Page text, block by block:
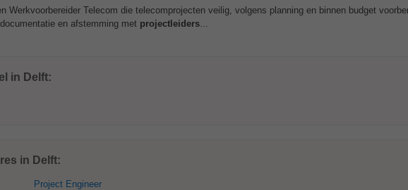
Werkvoorbereider Telecom die telecomprojecten veilig, volgens planning en binnen budget
en afstemming met projectleiders...
in Delft:
in Delft:
Project Engineer